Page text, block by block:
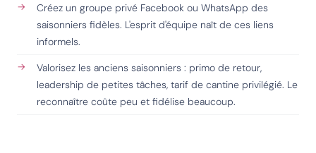
Créez un groupe privé Facebook ou WhatsApp des
saisonniers fidèles. L'esprit d'équipe naît de ces liens
informels.
Valorisez les anciens saisonniers : primo de retour,
leadership de petites tâches, tarif de cantine privilégié. Le
reconnaître coûte peu et fidélise beaucoup.